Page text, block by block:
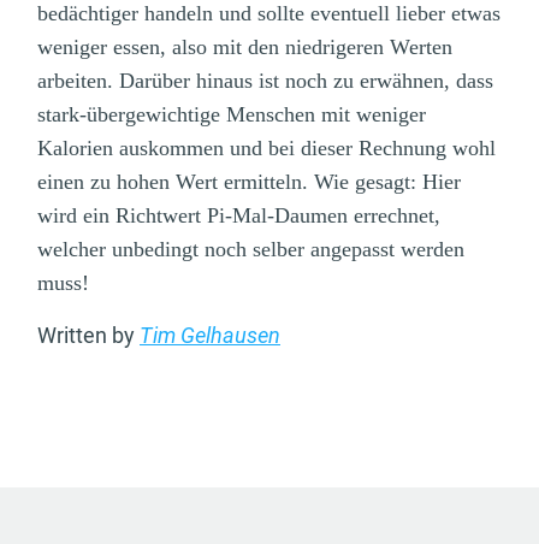
bedächtiger handeln und sollte eventuell lieber etwas
weniger essen, also mit den niedrigeren Werten
arbeiten. Darüber hinaus ist noch zu erwähnen, dass
stark-übergewichtige Menschen mit weniger
Kalorien auskommen und bei dieser Rechnung wohl
einen zu hohen Wert ermitteln. Wie gesagt: Hier
wird ein Richtwert Pi-Mal-Daumen errechnet,
welcher unbedingt noch selber angepasst werden
muss!
Written by Tim Gelhausen